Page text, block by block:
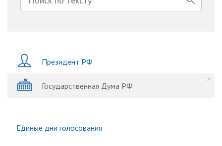
Президент РФ
Государственная Дума РФ
Единые дни голосования